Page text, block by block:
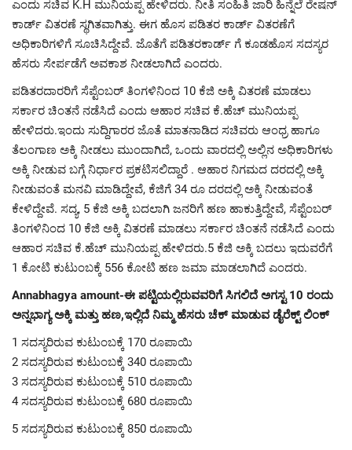
ಎಂದು ಸಚಿವ K.H ಮುನಿಯಪ್ಪ ಹೇಳಿದರು. ನೀತಿ ಸಂಹಿತಿ ಜಾರಿ ಹಿನ್ನೆಲೆ ರೇಷನ್
ಕಾರ್ಡ್ ವಿತರಣೆ ಸ್ಥಗಿತವಾಗಿತ್ತು. ಈಗ ಹೊಸ ಪಡಿತರ ಕಾರ್ಡ್ ವಿತರಣೆಗೆ
ಅಧಿಕಾರಿಗಳಿಗೆ ಸೂಚಿಸಿದ್ದೇವೆ. ಜೊತೆಗೆ ಪಡಿತರಕಾರ್ಡ್ ಗೆ ಕೂಡಹೊಸ ಸದಸ್ಯರ
ಹೆಸರು ಸೇರ್ಪಡೆಗೆ ಅವಕಾಶ ನೀಡಲಾಗಿದೆ ಎಂದರು.
ಪಡಿತರದಾರರಿಗೆ ಸೆಪ್ಟೆಂಬರ್ ತಿಂಗಳಿನಿಂದ 10 ಕೆಜಿ ಅಕ್ಕಿ ವಿತರಣೆ ಮಾಡಲು
ಸರ್ಕಾರ ಚಿಂತನೆ ನಡೆಸಿದೆ ಎಂದು ಆಹಾರ ಸಚಿವ ಕೆ.ಹೆಚ್ ಮುನಿಯಪ್ಪ
ಹೇಳಿದರು.ಇಂದು ಸುದ್ದಿಗಾರರ ಜೊತೆ ಮಾತನಾಡಿದ ಸಚಿವರು ಆಂಧ್ರ ಹಾಗೂ
ತೆಲಂಗಾಣ ಅಕ್ಕಿ ನೀಡಲು ಮುಂದಾಗಿದೆ, ಒಂದು ವಾರದಲ್ಲಿ ಅಲ್ಲಿನ ಅಧಿಕಾರಿಗಳು
ಅಕ್ಕಿ ನೀಡುವ ಬಗ್ಗೆ ನಿರ್ಧಾರ ಪ್ರಕಟಿಸಲಿದ್ದಾರೆ . ಆಹಾರ ನಿಗಮದ ದರದಲ್ಲಿ ಅಕ್ಕಿ
ನೀಡುವಂತೆ ಮನವಿ ಮಾಡಿದ್ದೇವೆ, ಕೆಜಿಗೆ 34 ರೂ ದರದಲ್ಲಿ ಅಕ್ಕಿ ನೀಡುವಂತೆ
ಕೇಳಿದ್ದೇವೆ. ಸದ್ಯ, 5 ಕೆಜಿ ಅಕ್ಕಿ ಬದಲಾಗಿ ಜನರಿಗೆ ಹಣ ಹಾಕುತ್ತಿದ್ದೇವೆ, ಸೆಪ್ಟೆಂಬರ್
ತಿಂಗಳಿನಿಂದ 10 ಕೆಜಿ ಅಕ್ಕಿ ವಿತರಣೆ ಮಾಡಲು ಸರ್ಕಾರ ಚಿಂತನೆ ನಡೆಸಿದೆ ಎಂದು
ಆಹಾರ ಸಚಿವ ಕೆ.ಹೆಚ್ ಮುನಿಯಪ್ಪ ಹೇಳಿದರು.5 ಕೆಜಿ ಅಕ್ಕಿ ಬದಲು ಇದುವರೆಗೆ
1 ಕೋಟಿ ಕುಟುಂಬಕ್ಕೆ 556 ಕೋಟಿ ಹಣ ಜಮಾ ಮಾಡಲಾಗಿದೆ ಎಂದರು.
Annabhagya amount-ಈ ಪಟ್ಟಿಯಲ್ಲಿರುವವರಿಗೆ ಸಿಗಲಿದೆ ಅಗಸ್ಟ 10 ರಂದು
ಅನ್ನಭಾಗ್ಯ ಅಕ್ಕಿ ಮತ್ತು ಹಣ,ಇಲ್ಲಿದೆ ನಿಮ್ಮ ಹೆಸರು ಚೆಕ್ ಮಾಡುವ ಡೈರೆಕ್ಟ್ ಲಿಂಕ್
1 ಸದಸ್ಯರಿರುವ ಕುಟುಂಬಕ್ಕೆ 170 ರೂಪಾಯಿ
2 ಸದಸ್ಯರಿರುವ ಕುಟುಂಬಕ್ಕೆ 340 ರೂಪಾಯಿ
3 ಸದಸ್ಯರಿರುವ ಕುಟುಂಬಕ್ಕೆ 510 ರೂಪಾಯಿ
4 ಸದಸ್ಯರಿರುವ ಕುಟುಂಬಕ್ಕೆ 680 ರೂಪಾಯಿ
5 ಸದಸ್ಯರಿರುವ ಕುಟುಂಬಕ್ಕೆ 850 ರೂಪಾಯಿ